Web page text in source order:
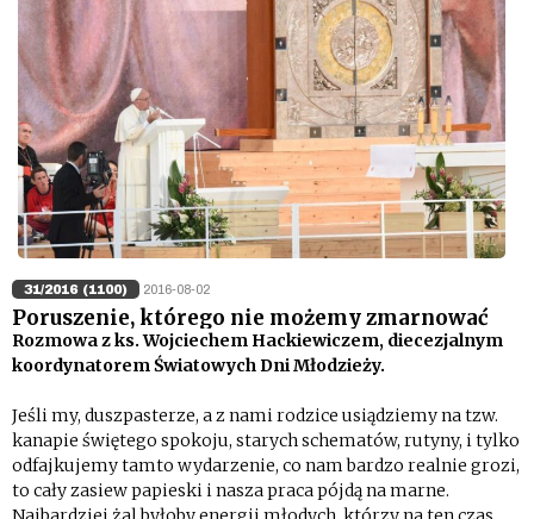
31/2016 (1100) 2016-08-02
Poruszenie, którego nie możemy zmarnować
Rozmowa z ks. Wojciechem Hackiewiczem, diecezjalnym
koordynatorem Światowych Dni Młodzieży.
Jeśli my, duszpasterze, a z nami rodzice usiądziemy na tzw.
kanapie świętego spokoju, starych schematów, rutyny, i tylko
odfajkujemy tamto wydarzenie, co nam bardzo realnie grozi,
to cały zasiew papieski i nasza praca pójdą na marne.